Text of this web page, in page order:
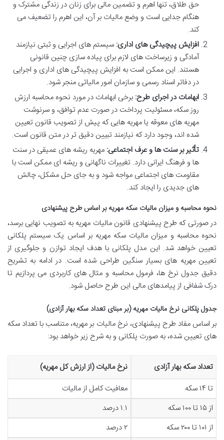
حق طلاق، تنها اهرم و تضمین مالی برای زنان در زندگی مشترک و
هنگام جدایی است و وضع مالیات بر آن، این اهرم را تضعیف می
کند.
افزایش پیچیدگی های اداری: سیستم های اجرایی و ثبتی نیازمند
آمادگی و زیرساخت های لازم برای پیاده سازی چنین قانونی
هستند. این ممکن است به افزایش پیچیدگی های اداری و اجرایی
در دفاتر اسناد رسمی و سازمان امور مالیاتی منجر شود.
ابهامات در اجرای طرح: برخی ابهامات در مورد نحوه محاسبه ارزش
روز سکه، مسئولیت پرداخت در صورت عدم توافق، و سرنوشت
مهریه های معوقه یا مهریه هایی که پیش از تصویب قانون تعیین
شده اند، وجود دارد که نیازمند تبیین دقیق تر در متن قانون است.
تأثیر بر سنت ها و عرف اجتماعی: مهریه ریشه های عمیقی در سنت
ها و فرهنگ ایرانی دارد. تغییرات ناگهانی و ریشه ای ممکن است با
مقاومت های اجتماعی مواجه شود و به جای حل مشکل، چالش
های جدیدی را ایجاد کند.
نحوه محاسبه و میزان مالیات سکه مهریه بر اساس طرح پیشنهادی
در صورتی که طرح پیشنهادی قانون مالیات مهریه به تصویب نهایی برسد،
نحوه محاسبه و میزان مالیات سکه مهریه بر اساس یک سیستم پلکانی
تعیین خواهد شد. این مدل پلکانی با هدف ایجاد توازن و جلوگیری از
تعیین مهریه های بسیار سنگین طراحی شده است. در ادامه به تشریح
دقیق جدول نرخ ها، فرمول محاسبه و مثال های کاربردی می پردازیم تا
درک شفافی از پیامدهای مالی این طرح حاصل شود.
جدول پلکانی نرخ مالیات مهریه (بر مبنای تعداد سکه بهار آزادی)
بر اساس مفاد طرح پیشنهادی، نرخ مالیات بر مهریه، متناسب با تعداد سکه
های تعیین شده، به صورت پلکانی و به شرح زیر خواهد بود:
تعداد سکه بهار آزادی
نرخ مالیات (از ارزش کل مهریه)
تا ۱۴ سکه
معافیت کامل از مالیات
از ۱۵ تا ۱۰۰ سکه
۱.۱ درصد
از ۱۰۱ تا ۲۰۰ سکه
۲ درصد